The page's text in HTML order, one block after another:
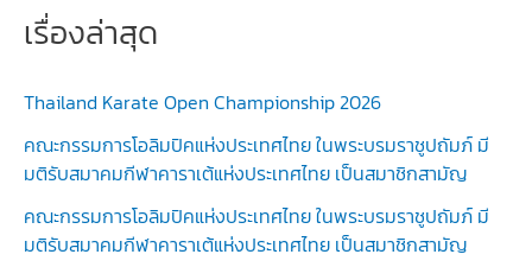
รางวัล
อโศก
ศีล
รม
เรื่องล่าสุด
Thailand Karate Open Championship 2026
คณะกรรมการโอลิมปิคแห่งประเทศไทย ในพระบรมราชูปถัมภ์ มี
มติรับสมาคมกีฬาคาราเต้แห่งประเทศไทย เป็นสมาชิกสามัญ
คณะกรรมการโอลิมปิคแห่งประเทศไทย ในพระบรมราชูปถัมภ์ มี
มติรับสมาคมกีฬาคาราเต้แห่งประเทศไทย เป็นสมาชิกสามัญ